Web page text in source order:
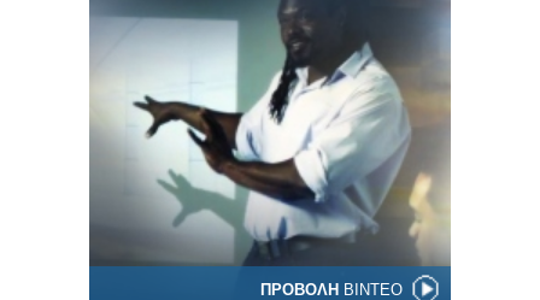
ΠΡΟΒΟΛΗ ΒΙΝΤΕΟ